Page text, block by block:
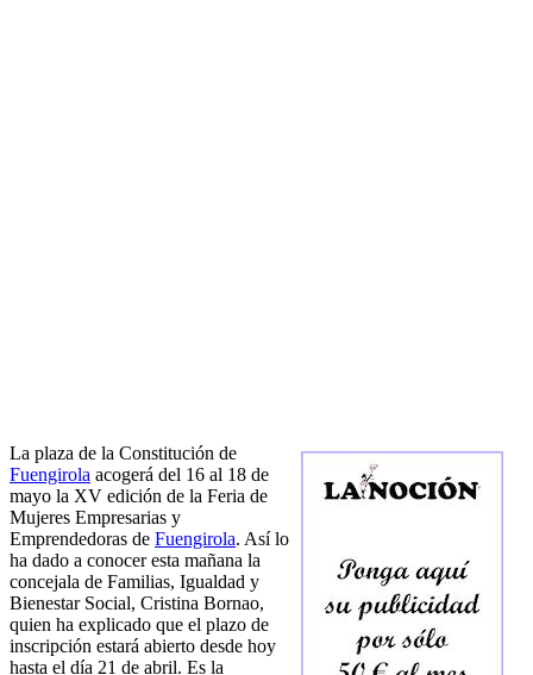
La plaza de la Constitución de
Fuengirola acogerá del 16 al 18 de
mayo la XV edición de la Feria de
Mujeres Empresarias y
Emprendedoras de Fuengirola. Así lo
ha dado a conocer esta mañana la
concejala de Familias, Igualdad y
Bienestar Social, Cristina Bornao,
quien ha explicado que el plazo de
inscripción estará abierto desde hoy
hasta el día 21 de abril. Es la